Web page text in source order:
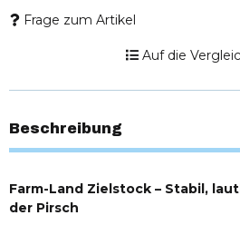
Frage zum Artikel
Auf die
Beschreibung
Farm-Land Zielstock – Stabil,
der Pirsch